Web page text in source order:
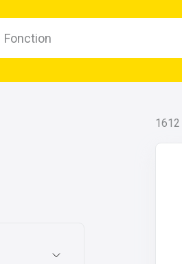
par fonction
1612